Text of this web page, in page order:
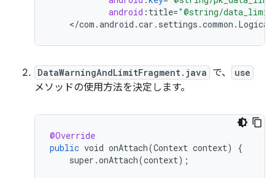
android : title="@string/
</com .android .car . settings .common .
DataWarningAndLimitFragment.java で、 use
メソッドの使用方法を決定します。
@Override
public void onAttach(Context context)
{
super .onAttach(context);